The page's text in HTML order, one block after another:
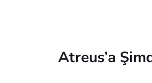
Atreus’a